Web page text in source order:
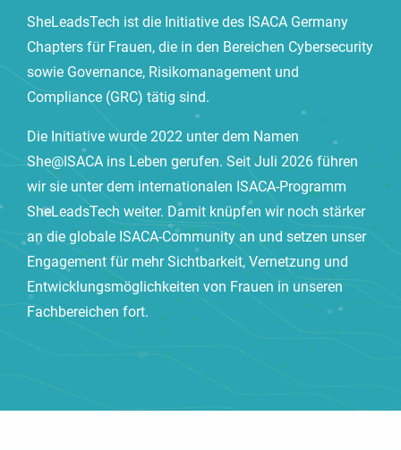
SheLeadsTech ist die Initiative des ISACA Germany
Chapters für Frauen, die in den Bereichen Cybersecurity
sowie Governance, Risikomanagement und
Compliance (GRC) tätig sind.
Die Initiative wurde 2022 unter dem Namen
She@ISACA ins Leben gerufen. Seit Juli 2026 führen
wir sie unter dem internationalen ISACA-Programm
SheLeadsTech weiter. Damit knüpfen wir noch stärker
an die globale ISACA-Community an und setzen unser
Engagement für mehr Sichtbarkeit, Vernetzung und
Entwicklungsmöglichkeiten von Frauen in unseren
Fachbereichen fort.